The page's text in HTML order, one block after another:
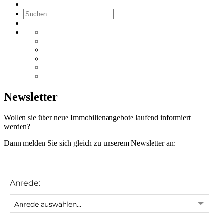
Newsletter
Wollen sie über neue Immobilienangebote laufend informiert
werden?
Dann melden Sie sich gleich zu unserem Newsletter an: